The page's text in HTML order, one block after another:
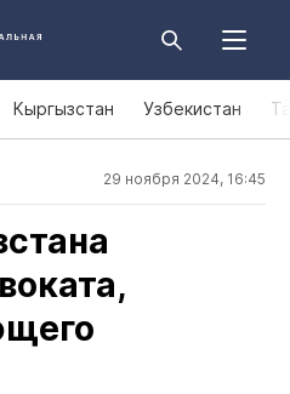
Кыргызстан Узбекистан
29 ноября 2024, 16:45